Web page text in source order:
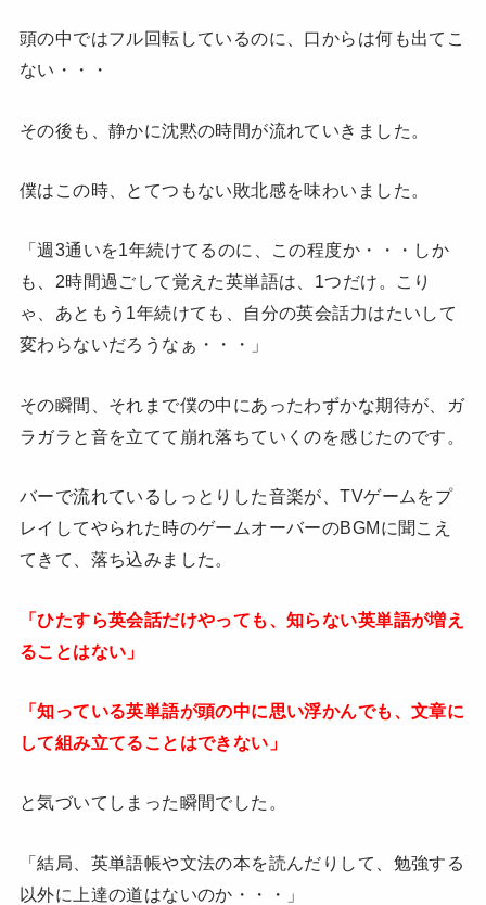
頭の中ではフル回転しているのに、口からは何も出てこ
ない・・・
その後も、静かに沈黙の時間が流れていきました。
僕はこの時、とてつもない敗北感を味わいました。
「週3通いを1年続けてるのに、この程度か・・・しか
も、2時間過ごして覚えた英単語は、1つだけ。こり
ゃ、あともう1年続けても、自分の英会話力はたいして
変わらないだろうなぁ・・・」
その瞬間、それまで僕の中にあったわずかな期待が、ガ
ラガラと音を立てて崩れ落ちていくのを感じたのです。
バーで流れているしっとりした音楽が、TVゲームをプ
レイしてやられた時のゲームオーバーのBGMに聞こえ
てきて、落ち込みました。
「ひたすら英会話だけやっても、知らない英単語が増え
ることはない」
「知っている英単語が頭の中に思い浮かんでも、文章に
して組み立てることはできない」
と気づいてしまった瞬間でした。
「結局、英単語帳や文法の本を読んだりして、勉強する
以外に上達の道はないのか・・・」